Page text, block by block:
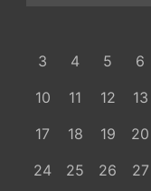
3
4 5 6
10
11 12 13
17
18 19 20
24
25 26 27